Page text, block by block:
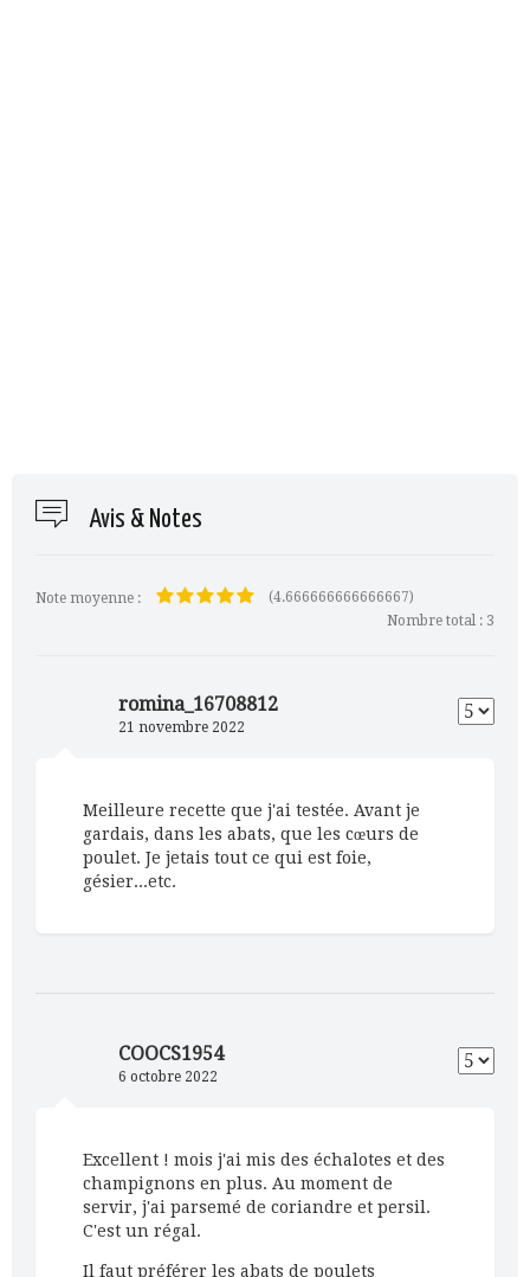
Avis & Notes
Note moyenne :
(4.666666666666667)
Nombre total : 3
romina_16708812
21 novembre 2022
Meilleure recette que j'ai testée. Avant je
gardais, dans les abats, que les cœurs de
poulet. Je jetais tout ce qui est foie,
gésier...etc.
COOCS1954
6 octobre 2022
Excellent ! mois j'ai mis des échalotes et des
champignons en plus. Au moment de
servir, j'ai parsemé de coriandre et persil.
C'est un régal.
Il faut préférer les abats de poulets